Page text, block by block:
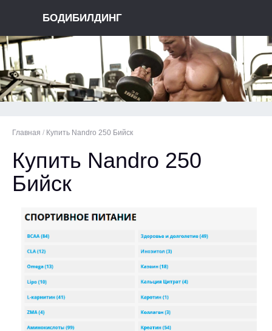
БОДИБИЛДИНГ
Главная / Купить Nandro 250 Бийск
Купить Nandro 250
Бийск